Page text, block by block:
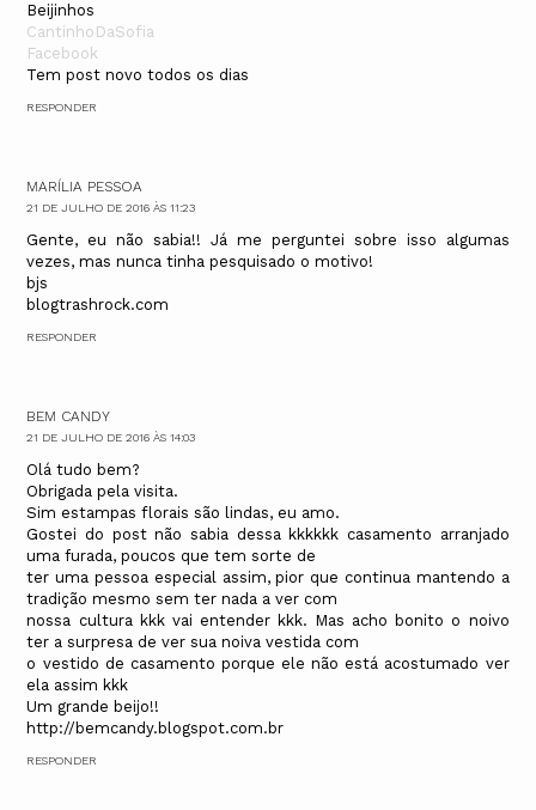
Beijinhos
CantinhoDaSofia
Facebook
Tem post novo todos os dias
RESPONDER
MARÍLIA PESSOA
21 DE JULHO DE 2016 ÀS 11:23
Gente, eu não sabia!! Já me perguntei sobre isso algumas
vezes, mas nunca tinha pesquisado o motivo!
bjs
blogtrashrock.com
RESPONDER
BEM CANDY
21 DE JULHO DE 2016 ÀS 14:03
Olá tudo bem?
Obrigada pela visita.
Sim estampas florais são lindas, eu amo.
Gostei do post não sabia dessa kkkkkk casamento arranjado
uma furada, poucos que tem sorte de
ter uma pessoa especial assim, pior que continua mantendo a
tradição mesmo sem ter nada a ver com
nossa cultura kkk vai entender kkk. Mas acho bonito o noivo
ter a surpresa de ver sua noiva vestida com
o vestido de casamento porque ele não está acostumado ver
ela assim kkk
Um grande beijo!!
http://bemcandy.blogspot.com.br
RESPONDER